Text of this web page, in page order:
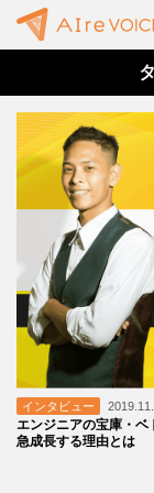
インタビュー
エンジニアの宝庫・
急成長する理由とは